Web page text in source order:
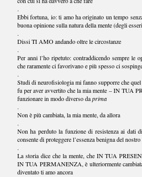
.
Ebbi fortuna, io: ti amo ha originato un tempo
buona opinione sulla natura della mente (degli
.
Dissi TI AMO andando oltre le circostanze
.
Per anni l’ho ripetuto: contraddicendo sempre le
che raramente ci favorivano e più spesso ci
.
Studi di neurofisiologia mi fanno supporre che
fu per aver avvertito che la mia mente – IN TUA
funzionare in modo diverso daprima
.
Non è più cambiata, la mia mente, da allora
.
Non ha perduto la funzione di resistenza ai dati
consente di proteggere l’essenza benigna del nostro
.
La storia dice che la mente, che IN TUA
IN TUA PERMANENZA, è ulteriormente
diventato ti amo ancora